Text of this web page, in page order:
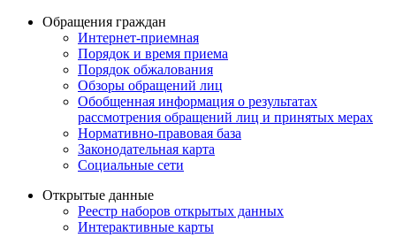
Обращения граждан
Интернет-приемная
Порядок и время приема
Порядок обжалования
Обзоры обращений лиц
Обобщенная информация о результатах
рассмотрения обращений лиц и принятых мерах
Нормативно-правовая база
Законодательная карта
Социальные сети
Открытые данные
Реестр наборов открытых данных
Интерактивные карты